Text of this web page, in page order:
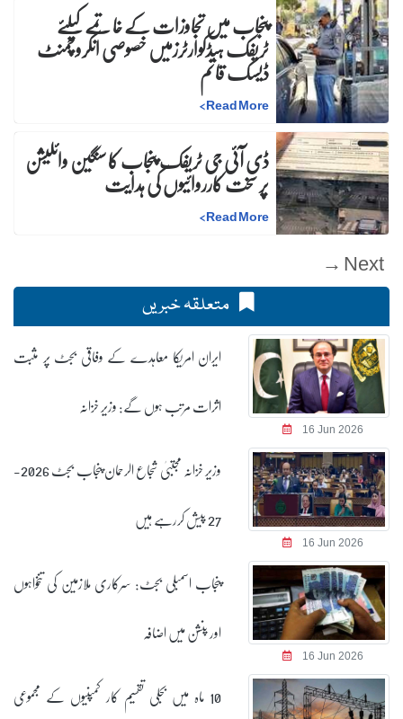
پنجاب میں تجاوزات کے خاتمے کیلئے
ٹریفک ہیڈکوارٹرزمیں خصوصی انکروچمنٹ
ڈیسک قائم
Read More
>
ڈی آئی جی ٹریفک پنجاب کا سنگین وائلیشن
پر سخت کارروائیوں کی ہدایت
Read More
>
Next →
متعلقہ خبریں
16 Jun 2026
ایران امریکا معاہدے کے وفاقی بجٹ پر مثبت
اثرات مرتب ہوں گے: وزیر خزانہ
16 Jun 2026
وزیر خزانہ مجتبیٰ شجاع الرحمان پنجاب بجٹ 2026-
27 پیش کررہے ہیں
16 Jun 2026
پنجاب اسمبلی بجٹ: سرکاری ملازمین کی تنخواہوں
اور پنشن میں اضافہ
10 ماہ میں بجلی تقسیم کار کمپنیوں کے مجموعی